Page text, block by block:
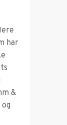
har
&